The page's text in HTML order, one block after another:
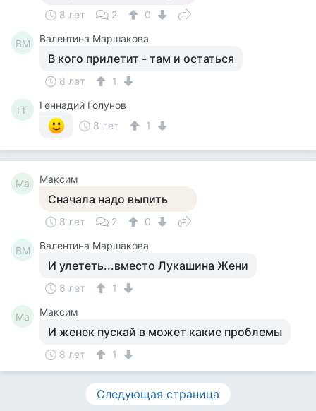
8 лет 2 0
ВМ Валентина Маршакова
В кого прилетит - там и остаться
8 лет 1
ГГ
Геннадий Голунов
8 лет
1
Ма Максим
Сначала надо выпить
8 лет 2 0
ВМ Валентина Маршакова
И улететь...вместо Лукашина Жени
8 лет 1
Ма Максим
И женек пускай в может какие проблемы
8 лет 1
Следующая страница